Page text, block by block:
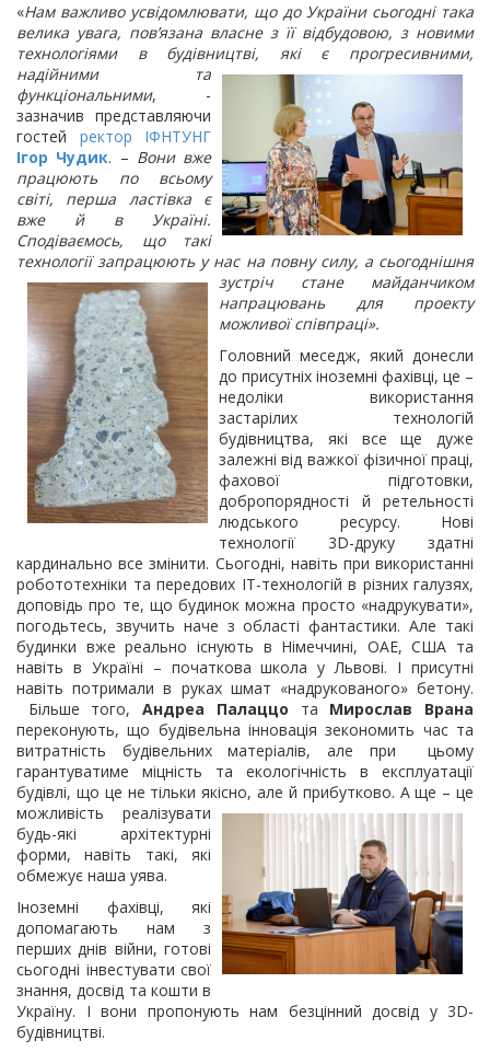
«Нам важливо усвідомлювати, що до України сьогодні така
велика увага, пов’язана власне з її відбудовою, з новими
технологіями в будівництві, які єпрогресивними,
надійними та
функціональними, -
зазначив представляючи
гостей ректор ІФНТУНГ
Ігор Чудик. – Вони вже
працюють по всьому
світі, перша ластівка є
вже й в Україні.
Сподіваємось, що такі
технології запрацюють у нас на повну силу, а сьогоднішня
зустріч стане майданчиком
напрацювань для проекту
можливої співпраці».
Головний меседж, який донесли
до присутніх іноземні фахівці, це –
недоліки використання
застарілих технологій
будівництва, які все ще дуже
залежні від важкої фізичної праці,
фахової підготовки,
добропорядності й ретельності
людського ресурсу. Нові
технології 3D-друку здатні
кардинально все змінити. Сьогодні, навіть при використанні
робототехніки та передових ІТ-технологій в різних галузях,
доповідь про те, що будинок можна просто «надрукувати»,
погодьтесь, звучить наче з області фантастики. Але такі
будинки вже реально існують в Німеччині, ОАЕ, США та
навіть в Україні – початкова школа у Львові. І присутні
навіть потримали в руках шмат «надрукованого» бетону.
Більше того,Андреа Палаццо та Мирослав Врана
переконують, що будівельна інновація зекономить час та
витратність будівельних матеріалів, але при цьому
гарантуватиме міцність та екологічність в експлуатації
будівлі, що це не тільки якісно, але й прибутково. А ще – це
можливість реалізувати
будь-які архітектурні
форми, навіть такі, які
обмежує наша уява.
Іноземні фахівці, які
допомагають нам з
перших днів війни, готові
сьогодні інвестувати свої
знання, досвід та кошти в
Україну. І вони пропонують нам безцінний досвід у 3D-
будівництві.